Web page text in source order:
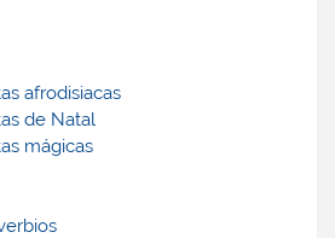
afrodisiacas
de Natal
mágicas